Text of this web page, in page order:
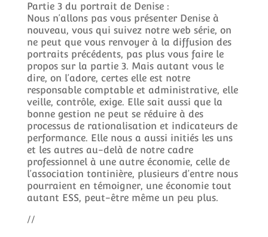
Partie 3 du portrait de Denise :
Nous n’allons pas vous présenter Denise à
nouveau, vous qui suivez notre web série, on
ne peut que vous renvoyer à la diffusion des
portraits précédents, pas plus vous faire le
propos sur la partie 3. Mais autant vous le
dire, on l’adore, certes elle est notre
responsable comptable et administrative, elle
veille, contrôle, exige. Elle sait aussi que la
bonne gestion ne peut se réduire à des
processus de rationalisation et indicateurs de
performance. Elle nous a aussi initiés les uns
et les autres au-delà de notre cadre
professionnel à une autre économie, celle de
l’association tontinière, plusieurs d’entre nous
pourraient en témoigner, une économie tout
autant ESS, peut-être même un peu plus.
//